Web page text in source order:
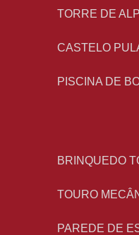
TORRE DE
CASTELO
PISCINA DE
BRINQUEDO
TOURO
PAREDE DE